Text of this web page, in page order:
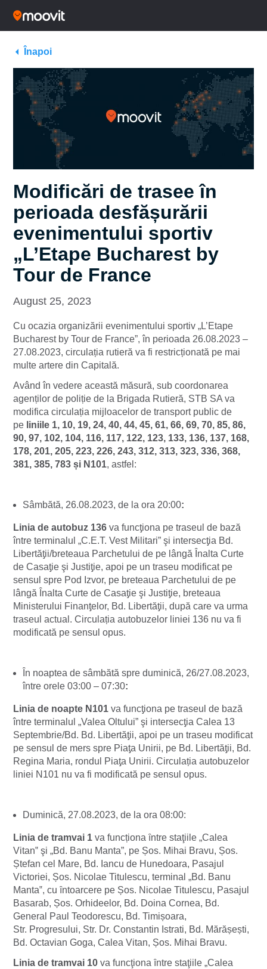
Înapoi
Modificări de trasee în
perioada desfășurării
evenimentului sportiv
„L’Etape Bucharest by
Tour de France
August 25, 2023
Cu ocazia organizării evenimentului sportiv „L’Etape
Bucharest by Tour de France”, în perioada 26.08.2023 –
27.08.2023, circulația rutieră va fi restricționată pe mai
multe artere din Capitală.
Având în vedere această măsură, sub coordonarea
agenților de poliție de la Brigada Rutieră, STB SA va
modifica circulația mijloacelor de transport public de
pe liniile 1, 10, 19, 24, 40, 44, 45, 61, 66, 69, 70, 85, 86,
90, 97, 102, 104, 116, 117, 122, 123, 133, 136, 137, 168,
178, 201, 205, 223, 226, 243, 312, 313, 323, 336, 368,
381, 385, 783 și N101, astfel:
Sâmbătă, 26.08.2023, de la ora 20:00:
Linia de autobuz 136 va funcƫiona pe traseul de bază
între terminalul „C.E.T. Vest Militari” şi intersecƫia Bd.
Libertăƫii/breteaua Parchetului de pe lângă Înalta Curte
de Casaƫie şi Justiƫie, apoi pe un traseu modificat pe
sensul spre Pod Izvor, pe breteaua Parchetului de pe
lângă Înalta Curte de Casaƫie şi Justiƫie, breteaua
Ministerului Finanƫelor, Bd. Libertăƫii, după care va urma
traseul actual. Circulația autobuzelor liniei 136 nu va fi
modificată pe sensul opus.
În noaptea de sâmbătă spre duminică, 26/27.08.2023,
între orele 03:00 – 07:30:
Linia de noapte N101 va funcƫiona pe traseul de bază
între terminalul „Valea Oltului” şi intersecƫia Calea 13
Septembrie/Bd. Bd. Libertăƫii, apoi pe un traseu modificat
pe sensul de mers spre Piaƫa Unirii, pe Bd. Libertăƫii, Bd.
Regina Maria, rondul Piaƫa Unirii. Circulația autobuzelor
liniei N101 nu va fi modificată pe sensul opus.
Duminică, 27.08.2023, de la ora 08:00:
Linia de tramvai 1 va funcționa ȋntre staţiile „Calea
Vitan‟ şi „Bd. Banu Manta”, pe Șos. Mihai Bravu, Șos.
Ștefan cel Mare, Bd. Iancu de Hunedoara, Pasajul
Victoriei, Șos. Nicolae Titulescu, terminal „Bd. Banu
Manta‟, cu ȋntoarcere pe Șos. Nicolae Titulescu, Pasajul
Basarab, Șos. Orhideelor, Bd. Doina Cornea, Bd.
General Paul Teodorescu, Bd. Timișoara,
Str. Progresului, Str. Dr. Constantin Istrati, Bd. Mărășești,
Bd. Octavian Goga, Calea Vitan, Șos. Mihai Bravu.
Linia de tramvai 10 va funcţiona ȋntre staţiile „Calea